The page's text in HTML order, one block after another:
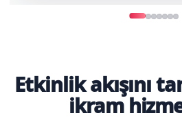
Etkinlik akışını
ikram